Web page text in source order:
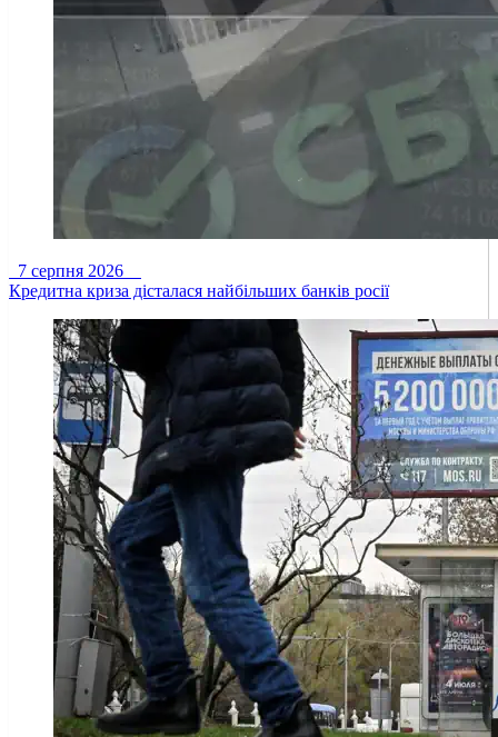
7 серпня 2026
Кредитна криза дісталася найбільших банків росії